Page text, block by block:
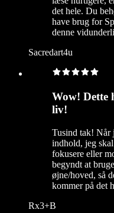
det hele. Du
have brug for
denne
Sacredart4u
Wow! Dette
liv!
Tusind tak! Når
indhold, jeg
fokusere eller
begyndt at
øjne/hoved, så
kommer på det
Rx3+B